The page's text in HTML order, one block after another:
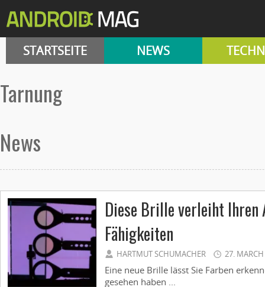
STARTSEITE NEWS
tarnung
News
Diese Brille verleiht Ihren
Fähigkeiten
HARTMUT SCHUMACHER 27.
Eine neue Brille lässt Sie Farben
gesehen haben ...